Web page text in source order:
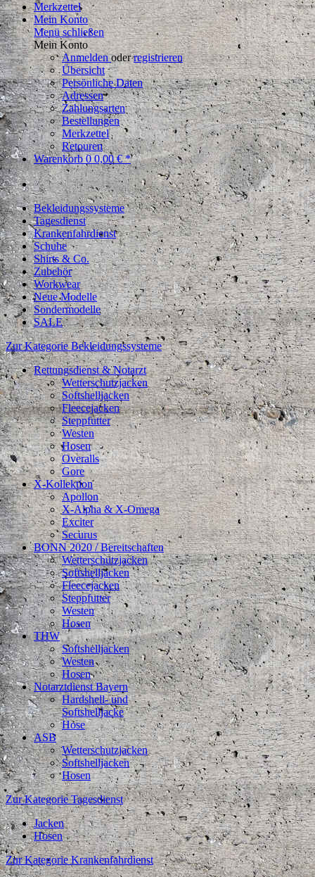
Merkzettel
Mein Konto
Menü schließen
Mein Konto
Anmeldenoderregistrieren
Übersicht
Persönliche Daten
Adressen
Zahlungsarten
Bestellungen
Merkzettel
Retouren
Warenkorb0 0,00 € *
Bekleidungssysteme
Tagesdienst
Krankenfahrdienst
Schuhe
Shirts & Co.
Zubehör
Workwear
Neue Modelle
Sondermodelle
SALE
Zur Kategorie Bekleidungssysteme
Rettungsdienst & Notarzt
Wetterschutzjacken
Softshelljacken
Fleecejacken
Steppfutter
Westen
Hosen
Overalls
Gore
X-Kollektion
Apollon
X-Alpha & X-Omega
Exciter
Securus
BONN 2020 / Bereitschaften
Wetterschutzjacken
Softshelljacken
Fleecejacken
Steppfutter
Westen
Hosen
THW
Softshelljacken
Westen
Hosen
Notarztdienst Bayern
Hardshell- und
Softshelljacke
Hose
ASB
Wetterschutzjacken
Softshelljacken
Hosen
Zur Kategorie Tagesdienst
Jacken
Hosen
Zur Kategorie Krankenfahrdienst